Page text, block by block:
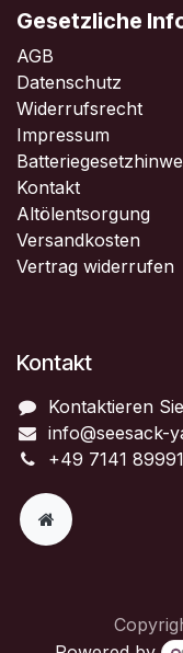
Gesetzliche
AGB
Datenschutz
Widerrufsrecht
Impressum
Kontakt
Altölentsorgung
Versandkosten
Vertrag widerrufen
Kontakt
Kontaktieren
info@seesack-
+49 7141